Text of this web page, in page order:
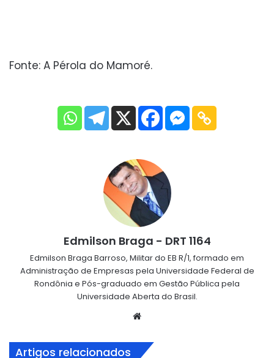
Fonte: A Pérola do Mamoré.
Edmilson Braga - DRT 1164
Edmilson Braga Barroso, Militar do EB R/1, formado em
Administração de Empresas pela Universidade Federal de
Rondônia e Pós-graduado em Gestão Pública pela
Universidade Aberta do Brasil.
Artigos relacionados